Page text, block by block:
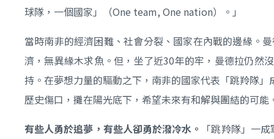
球隊，一個國家」（One team, One nation）。」
當時南非的經濟困難、社會分裂、國家在內戰的邊緣。
濟，無異緣木求魚。但，坐了近30年的牢，曼德拉仍
持。在夢想力量的驅動之下，南非的國家代表「跳羚隊
歷史傷口，攤在陽光底下，希望未來有和解與團結的可能
有些人勇於追夢，有些人卻勇於潑冷水。
「跳羚隊」一